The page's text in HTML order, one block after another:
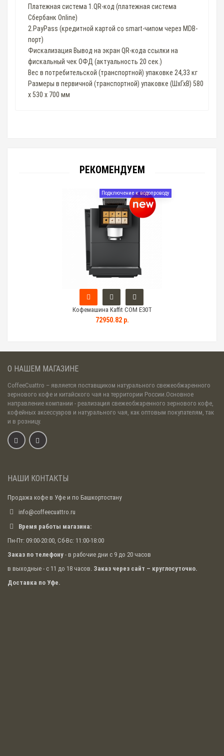
Платежная система 1.QR-код (платежная система
Сбербанк Online)
2.PayPass (кредитной картой со smart-чипом через MDB-
порт)
Фискализация Вывод на экран QR-кода ссылки на
фискальный чек ОФД (актуальность 20 сек.)
Вес в потребительской (транспортной) упаковке 24,33 кг
Размеры в первичной (транспортной) упаковке (ШхГхВ) 580
х 530 х 700 мм
РЕКОМЕНДУЕМ
Подключение к водопроводу
Кофемашина Kaffit COM E30T
72950.82 р.
О НАШЕМ МАГАЗИНЕ
CoffeeCuattro – является поставщиком натурального свежеобжаренного
зернового кофе и китайского чая на территории России.Основное
направление компании - реализация свежеобжаренного зернового кофе,
кофейных аксессуаров и натурального чая, как оптовым покупателям, так
и в розницу.
НАШИ КОНТАКТЫ
Продажа кофе в Уфе и по Башкортостану
info@coffeecuattro.ru
Время работы магазина:
Пн-Пт: 09:00-20:00, Сб-Вс: 11:00-18:00
Заказ по телефону - в рабочие дни с 9 до 20 часов
в выходные - с 11 до 18 часов. Заказ через сайт – круглосуточно.
Доставка по Уфе.